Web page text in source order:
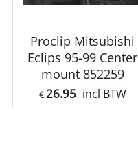
Proclip Mitsubishi
Eclips 95-99 Center
mount 852259
€ 26.95 incl BTW